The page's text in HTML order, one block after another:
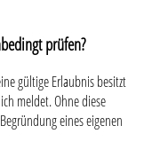
prüfen?
gültige Erlaubnis besitzt
meldet. Ohne diese
eines eigenen